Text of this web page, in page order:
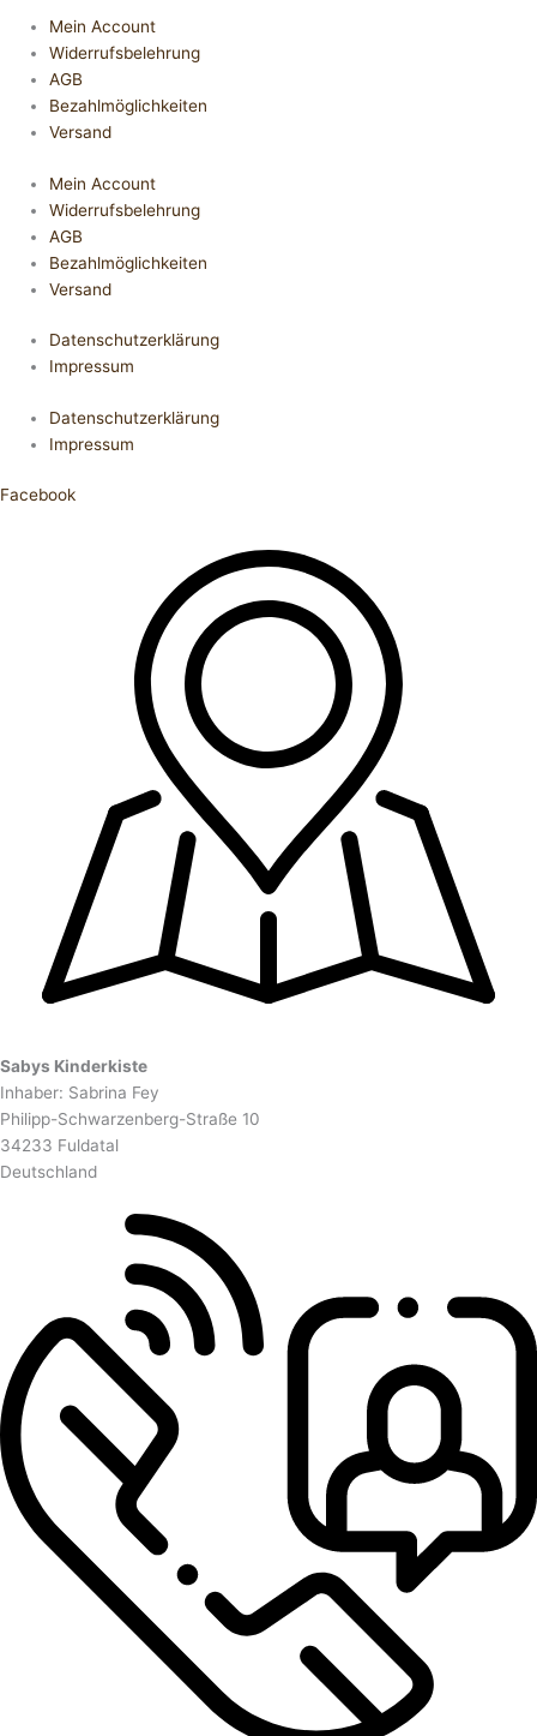
Mein Account
Widerrufsbelehrung
AGB
Bezahlmöglichkeiten
Versand
Mein Account
Widerrufsbelehrung
AGB
Bezahlmöglichkeiten
Versand
Datenschutzerklärung
Impressum
Datenschutzerklärung
Impressum
Facebook
Sabys Kinderkiste
Inhaber: Sabrina Fey
Philipp-Schwarzenberg-Straße 10
34233 Fuldatal
Deutschland